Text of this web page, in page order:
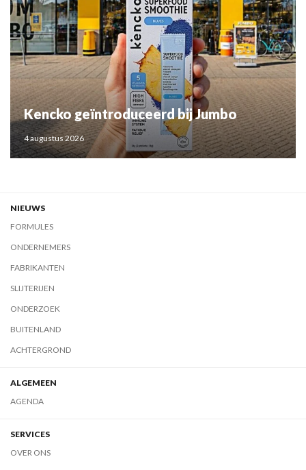
Kencko geïntroduceerd bij Jumbo
4 augustus 2026
NIEUWS
FORMULES
ONDERNEMERS
FABRIKANTEN
SLIJTERIJEN
ONDERZOEK
BUITENLAND
ACHTERGROND
ALGEMEEN
AGENDA
SERVICES
OVER ONS